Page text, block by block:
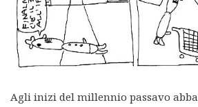
Agli inizi del millennio passavo